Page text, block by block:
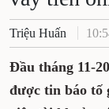
Triệu Huấn
Đầu tháng 11-
được tin báo tố